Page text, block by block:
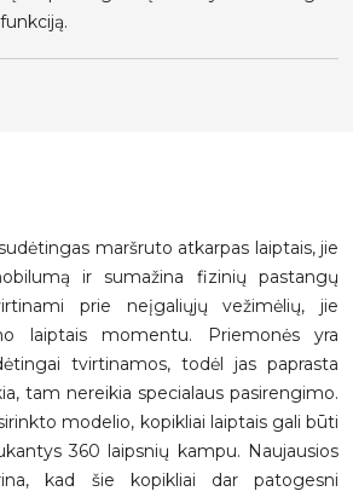
maršruto atkarpas laiptais, jie
ir sumažina fizinių pastangų
prie neįgaliųjų vežimėlių, jie
laiptais momentu. Priemonės yra
tvirtinamos, todėl jas paprasta
tam nereikia specialaus pasirengimo.
modelio, kopikliai laiptais gali būti
360 laipsnių kampu. Naujausios
kad šie kopikliai dar patogesni